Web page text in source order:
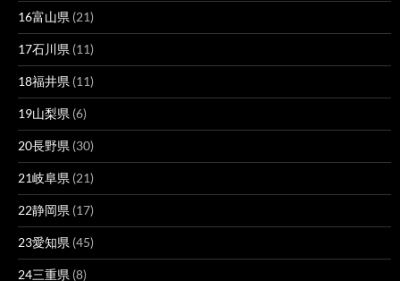
16富山県 (21)
17石川県 (11)
18福井県 (11)
19山梨県 (6)
20長野県 (30)
21岐阜県 (21)
22静岡県 (17)
23愛知県 (45)
24三重県 (8)